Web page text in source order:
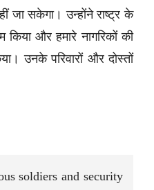
जा सकेगा। उन्होंने राष्ट्र के
और हमारे नागरिकों की
उनके परिवारों और दोस्तों
soldiers and security